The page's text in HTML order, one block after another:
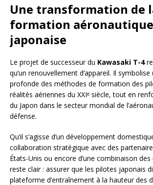
Une transformation de
formation aéronautique
japonaise
Le projet de successeur du Kawasaki T-4
qu’un renouvellement d’appareil. Il
profonde des méthodes de formation des
réalités aériennes du XXIᵉ siècle, tout en
du Japon dans le secteur mondial de
défense.
Qu’il s’agisse d’un développement
collaboration stratégique avec des
États-Unis ou encore d’une combinaison des
reste clair : assurer que les pilotes japonais
plateforme d’entraînement à la hauteur des